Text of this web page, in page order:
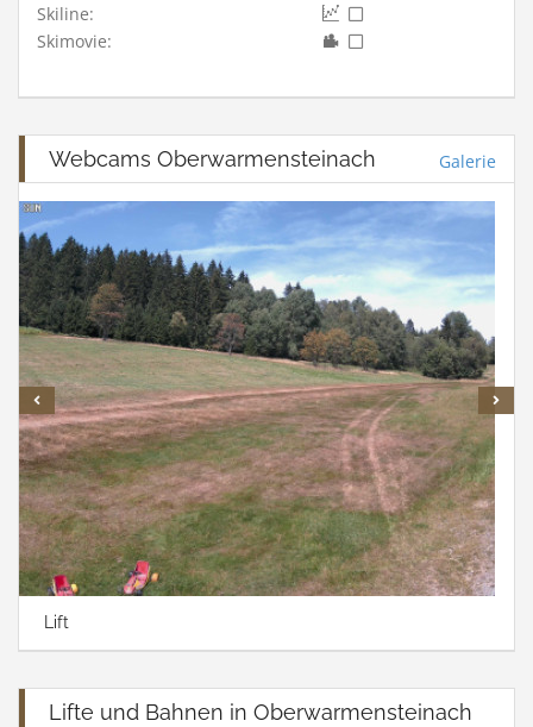
Skiline:
Skimovie:
Webcams Oberwarmensteinach Galerie
Lift
Lifte und Bahnen in Oberwarmensteinach